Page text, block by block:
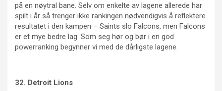
på en nøytral bane. Selv om enkelte av lagene allerede har
spilt i år så trenger ikke rankingen nødvendigvis å reflektere
resultatet i den kampen – Saints slo Falcons, men Falcons
er et mye bedre lag. Som seg hør og bør i en god
powerranking begynner vi med de dårligste lagene.
32. Detroit Lions